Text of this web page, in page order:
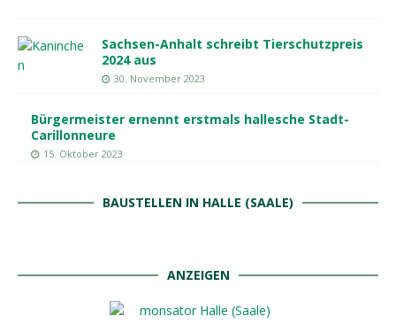
Sachsen-Anhalt schreibt Tierschutzpreis
2024 aus
30. November 2023
Bürgermeister ernennt erstmals hallesche Stadt-
Carillonneure
15. Oktober 2023
BAUSTELLEN IN HALLE (SAALE)
ANZEIGEN